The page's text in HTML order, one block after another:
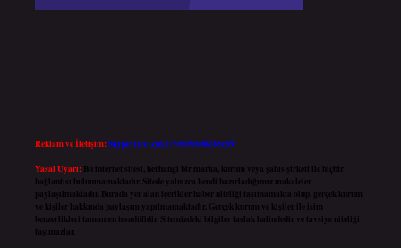
Reklam ve İletişim:Skype: live:.cid.575569c608265c69
Yasal Uyarı: Bu internet sitesi, herhangi bir marka, kurum veya şahıs şirketi ile hiçbir
bağlantısı bulunmamaktadır. Sitede yalnızca kendi hazırladığımız makaleler
paylaşılmaktadır. Burada yer alan içerikler haber niteliği taşımamakta olup, gerçek kurum
ve kişiler hakkında paylaşım yapılmamaktadır. Gerçek kurum ve kişiler ile isim
benzerlikleri tamamen tesadüfidir. Sitemizdeki bilgiler taslak halindedir ve tavsiye niteliği
taşımazlar.